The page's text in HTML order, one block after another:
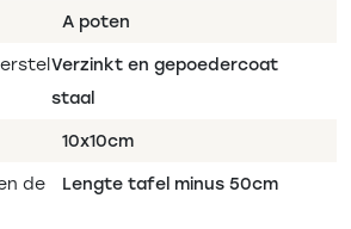
A poten
Verzinkt en gepoedercoat
staal
10x10cm
de
Lengte tafel minus 50cm